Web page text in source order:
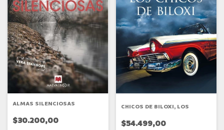
ALMAS SILENCIOSAS
$30.200,00
CHICOS DE BILOXI, LOS
$54.499,00